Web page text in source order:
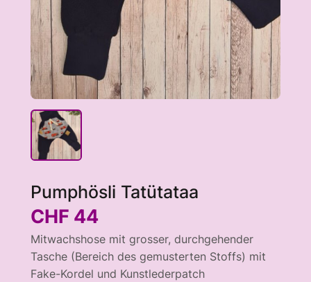
Pumphösli Tatütataa
CHF 44
Mitwachshose mit grosser, durchgehender
Tasche (Bereich des gemusterten Stoffs) mit
Fake-Kordel und Kunstlederpatch